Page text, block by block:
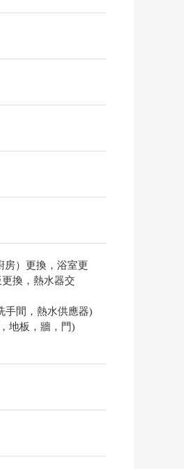
房）更換，浴室更
換，熱水器交
手間，熱水供應器)
地板，牆，門)